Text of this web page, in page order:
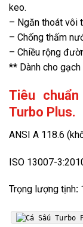
keo.
– Ngăn thoát vôi
– Chống thấm
– Chiều rộng
** Dành cho
Tiêu
Turbo Plus.
ANSI A 118.6
ISO 13007-
Trọng lượng tịnh: